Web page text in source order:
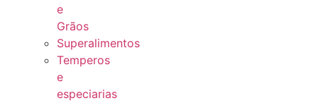
e
Grãos
Superalimentos
Temperos
e
especiarias